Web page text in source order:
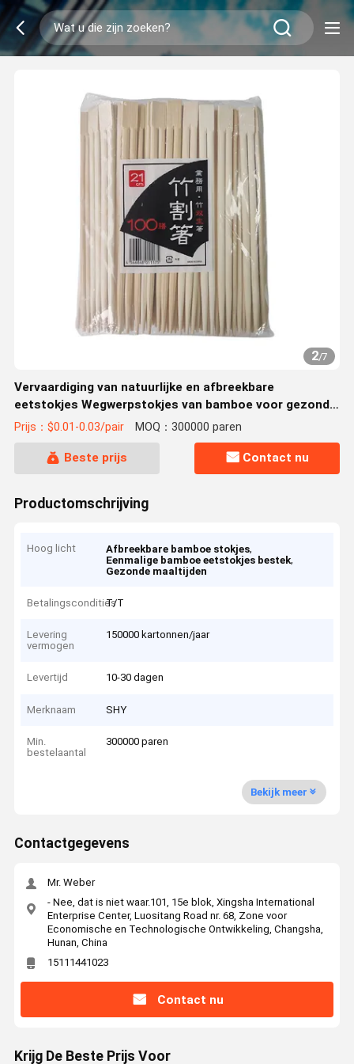
2/7
Vervaardiging van natuurlijke en afbreekbare
eetstokjes Wegwerpstokjes van bamboe voor gezond
eten 170 mm bestekset
Prijs：$0.01-0.03/pair MOQ：300000 paren
Beste prijs Contact nu
Productomschrijving
Hoog licht Afbreekbare bamboe stokjes,
Eenmalige bamboe eetstokjes bestek,
Gezonde maaltijden
Betalingscondities
T/T
Levering
vermogen
150000 kartonnen/jaar
Levertijd 10-30 dagen
Merknaam SHY
Min.
bestelaantal
300000 paren
Bekijk meer
Contactgegevens
Mr. Weber
- Nee, dat is niet waar.101, 15e blok, Xingsha International
Enterprise Center, Luositang Road nr. 68, Zone voor
Economische en Technologische Ontwikkeling, Changsha,
Hunan, China
15111441023
Contact nu
Krijg De Beste Prijs Voor